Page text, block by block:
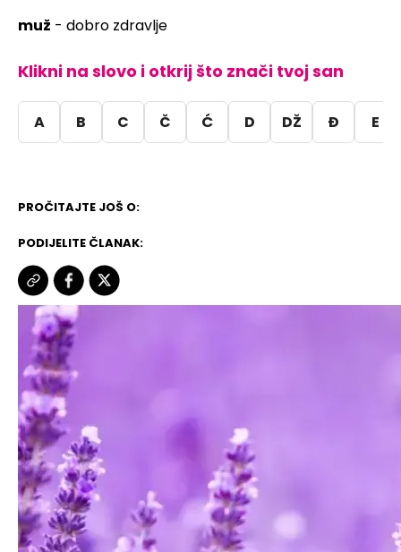
muž - dobro zdravlje
Klikni na slovo i otkrij što znači tvoj san
A B C Č Ć D DŽ Đ E
PROČITAJTE JOŠ O:
PODIJELITE ČLANAK: